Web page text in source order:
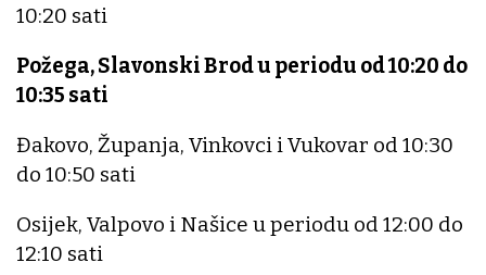
10:20 sati
Požega, Slavonski Brod u periodu od 10:20 do
10:35 sati
Đakovo, Županja, Vinkovci i Vukovar od 10:30
do 10:50 sati
Osijek, Valpovo i Našice u periodu od 12:00 do
12:10 sati